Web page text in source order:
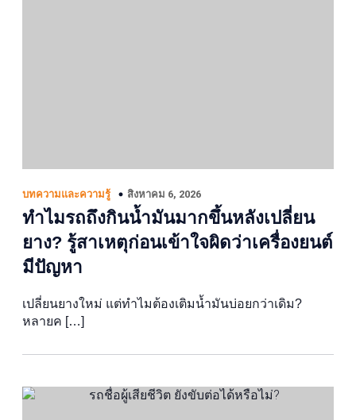
บทความและความรู้ สิงหาคม 6, 2026
ทำไมรถถึงกินน้ำมันมากขึ้นหลังเปลี่ยน
ยาง? รู้สาเหตุก่อนเข้าใจผิดว่าเครื่องยนต์
มีปัญหา
เปลี่ยนยางใหม่ แต่ทำไมต้องเติมน้ำมันบ่อยกว่าเดิม?
หลายค […]